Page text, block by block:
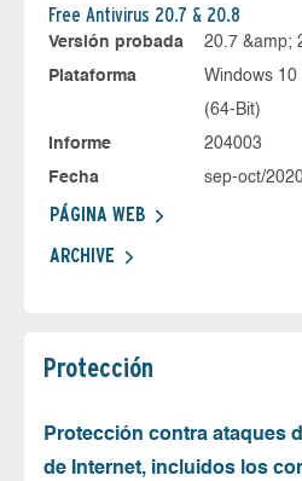
Free Antivirus 20.7 & 20.8
Versión probada
20.7 &amp;
Plataforma
Windows 10
(64-Bit)
Informe
204003
Fecha
sep-oct/
PÁGINA WEB
ARCHIVE
Protección
Protección contra ataques
de Internet, incluidos los